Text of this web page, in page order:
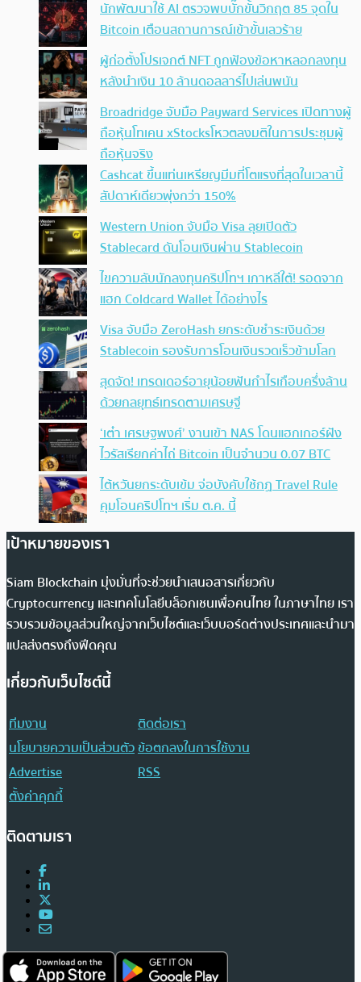
นักพัฒนาใช้ AI ตรวจพบบั๊กขั้นวิกฤต 85 จุดใน
Bitcoin เตือนสถานการณ์เข้าขั้นเลวร้าย
ผู้ก่อตั้งโปรเจกต์ NFT ถูกฟ้องข้อหาหลอกลงทุน
หลังนำเงิน 10 ล้านดอลลาร์ไปเล่นพนัน
Broadridge จับมือ Payward Services เปิดทางผู้
ถือหุ้นโทเคน xStocksโหวตลงมติในการประชุมผู้
ถือหุ้นจริง
Cashcat ขึ้นแท่นเหรียญมีมที่โตแรงที่สุดในเวลานี้
สัปดาห์เดียวพุ่งกว่า 150%
Western Union จับมือ Visa ลุยเปิดตัว
Stablecard ดันโอนเงินผ่าน Stablecoin
ไขความลับนักลงทุนคริปโทฯ เกาหลีใต้! รอดจาก
แฮก Coldcard Wallet ได้อย่างไร
Visa จับมือ ZeroHash ยกระดับชำระเงินด้วย
Stablecoin รองรับการโอนเงินรวดเร็วข้ามโลก
สุดจัด! เทรดเดอร์อายุน้อยฟันกำไรเกือบครึ่งล้าน
ด้วยกลยุทธ์เทรดตามเศรษฐี
‘เต๋า เศรษฐพงศ์’ งานเข้า NAS โดนแฮกเกอร์ฝัง
ไวรัสเรียกค่าไถ่ Bitcoin เป็นจำนวน 0.07 BTC
ไต้หวันยกระดับเข้ม จ่อบังคับใช้กฏ Travel Rule
คุมโอนคริปโทฯ เริ่ม ต.ค. นี้
เป้าหมายของเรา
Siam Blockchain มุ่งมั่นที่จะช่วยนำเสนอสารเกี่ยวกับ
Cryptocurrency และเทคโนโลยีบล็อกเชนเพื่อคนไทย ในภาษาไทย เรา
รวบรวมข้อมูลส่วนใหญ่จากเว็บไซต์และเว็บบอร์ดต่างประเทศและนำมา
แปลส่งตรงถึงฟีดคุณ
เกี่ยวกับเว็บไซต์นี้
ทีมงาน
ติดต่อเรา
นโยบายความเป็นส่วนตัวข้อตกลงในการใช้งาน
Advertise
RSS
ตั้งค่าคุกกี้
ติดตามเรา